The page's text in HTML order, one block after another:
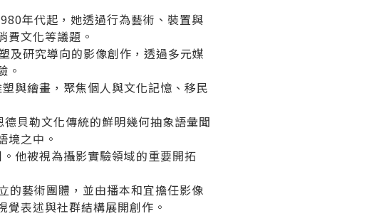
年代起，她透過行為藝術、裝置與
費文化等議題。
及研究導向的影像創作，透過多元媒
。
與繪畫，聚焦個人與文化記憶、移民
貝勒文化傳統的鮮明幾何抽象語彙聞
境之中。
他被視為攝影實驗領域的重要開拓
的藝術團體，並由播本和宜擔任影像
表述與社群結構展開創作。